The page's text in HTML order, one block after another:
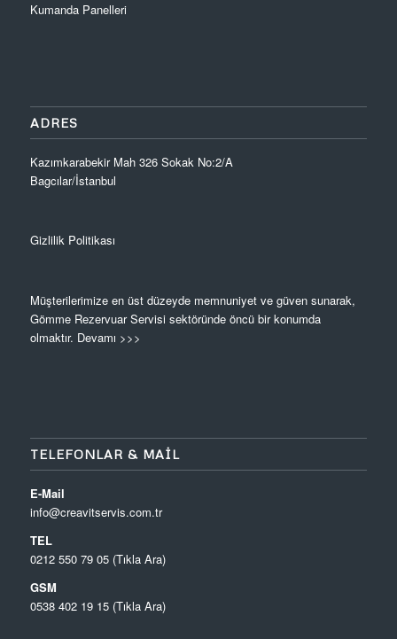
Kumanda Panelleri
ADRES
Kazımkarabekir Mah 326 Sokak No:2/A
Bagcılar/İstanbul
Gizlilik Politikası
Müşterilerimize en üst düzeyde memnuniyet ve güven sunarak,
Gömme Rezervuar Servisi sektöründe öncü bir konumda
olmaktır. Devamı >>>
TELEFONLAR & MAIL
E-Mail
info@creavitservis.com.tr
TEL
0212 550 79 05 (Tıkla Ara)
GSM
0538 402 19 15 (Tıkla Ara)